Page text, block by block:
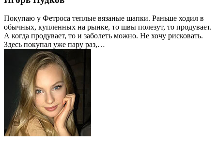
Покупаю у Фетроса теплые вязаные шапки. Раньше ходил в
обычных, купленных на рынке, то швы полезут, то продувает.
А когда продувает, то и заболеть можно. Не хочу рисковать.
Здесь покупал уже пару раз,…